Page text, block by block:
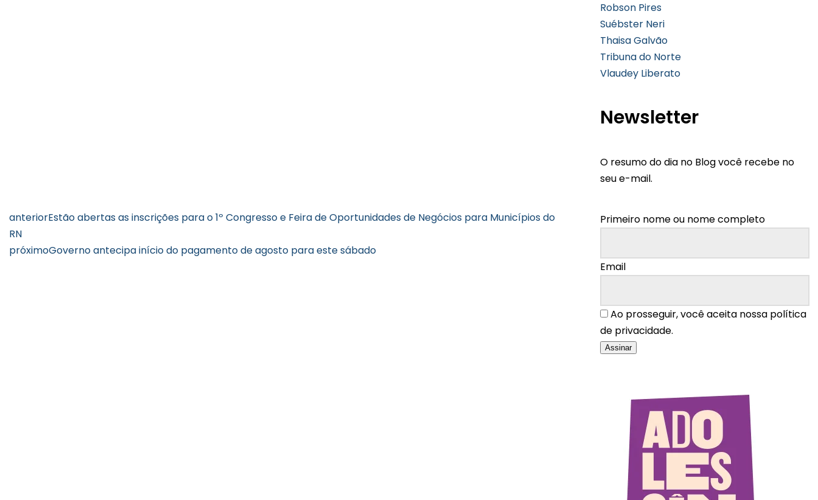
anteriorEstão abertas as inscrições para o 1º Congresso e Feira de Oportunidades de Negócios para Municípios do
RN
próximoGoverno antecipa início do pagamento de agosto para este sábado
Robson Pires
Suébster Neri
Thaisa Galvão
Tribuna do Norte
Vlaudey Liberato
Newsletter
O resumo do dia no Blog você recebe no
seu e-mail.
Primeiro nome ou nome completo
Email
Ao prosseguir, você aceita nossa política
de privacidade.